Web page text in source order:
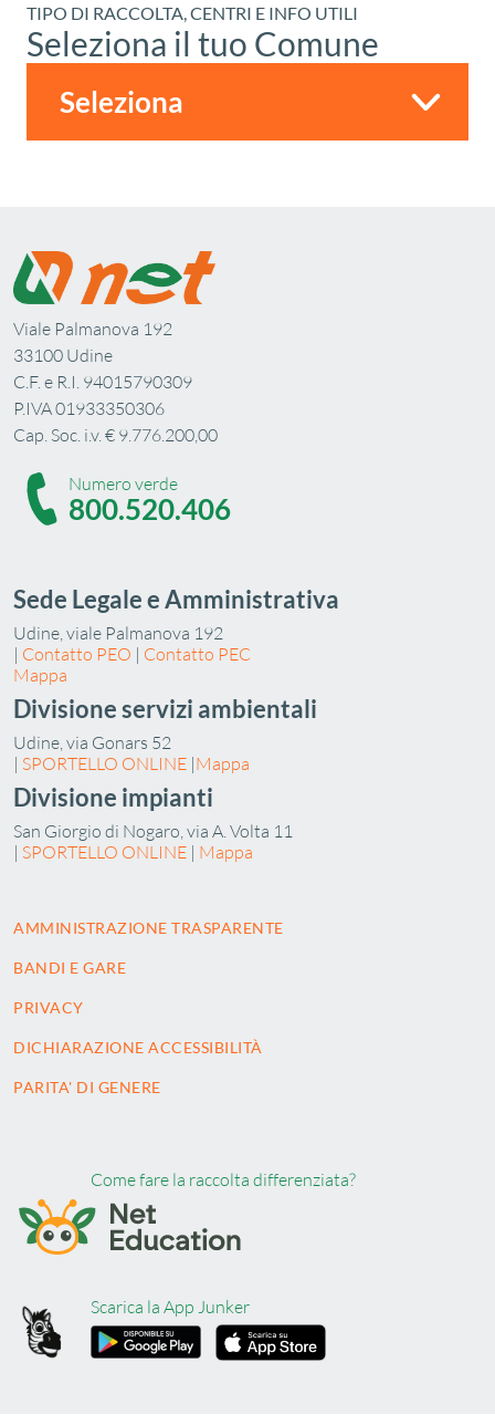
TIPO DI RACCOLTA, CENTRI E INFO UTILI
Seleziona il tuo Comune
Viale Palmanova 192
33100 Udine
C.F. e R.I. 94015790309
P.IVA 01933350306
Cap. Soc. i.v. € 9.776.200,00
Numero verde
800.520.406
Sede Legale e Amministrativa
Udine, viale Palmanova 192
| Contatto PEO | Contatto PEC
Mappa
Divisione servizi ambientali
Udine, via Gonars 52
| SPORTELLO ONLINE |Mappa
Divisione impianti
San Giorgio di Nogaro, via A. Volta 11
| SPORTELLO ONLINE | Mappa
AMMINISTRAZIONE TRASPARENTE
BANDI E GARE
PRIVACY
DICHIARAZIONE ACCESSIBILITÀ
PARITA' DI GENERE
Come fare la raccolta differenziata?
Scarica la App Junker